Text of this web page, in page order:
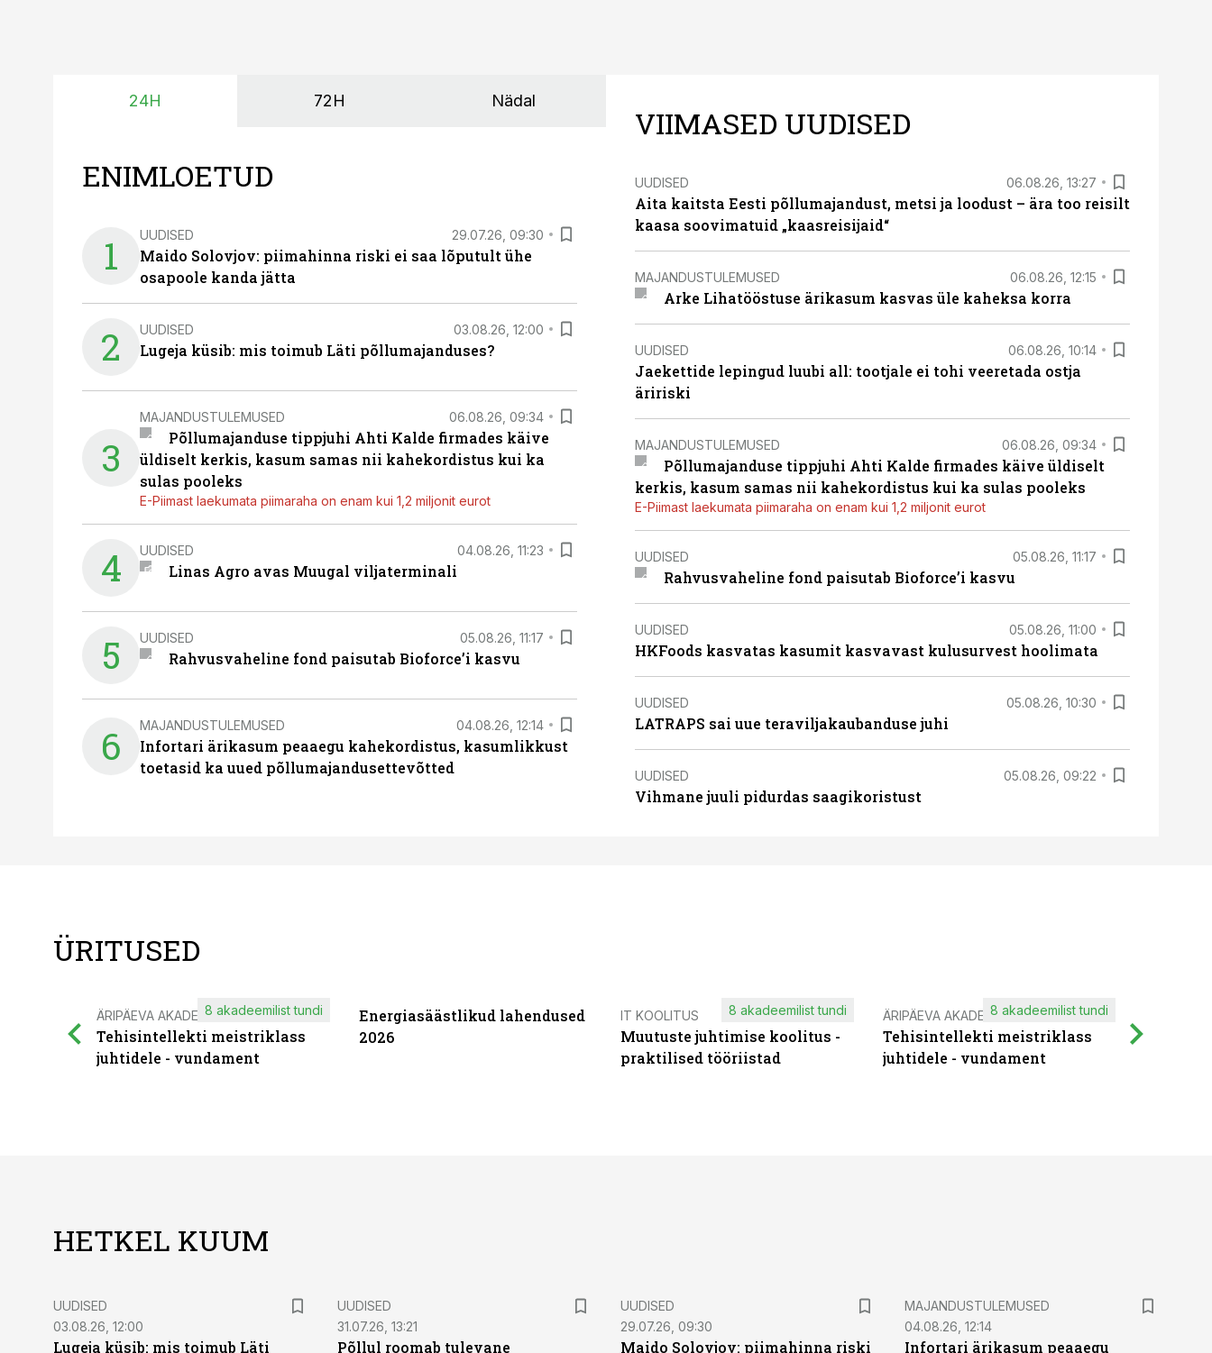
24H 72H Nädal
ENIMLOETUD
1 UUDISED 29.07.26, 09:30
Maido Solovjov: piimahinna riski ei saa lõputult ühe
osapoole kanda jätta
2 UUDISED 03.08.26, 12:00
Lugeja küsib: mis toimub Läti põllumajanduses?
3
MAJANDUSTULEMUSED 06.08.26, 09:34
Põllumajanduse tippjuhi Ahti Kalde firmades käive
üldiselt kerkis, kasum samas nii kahekordistus kui ka
sulas pooleks
E-Piimast laekumata piimaraha on enam kui 1,2 miljonit eurot
4 UUDISED 04.08.26, 11:23
Linas Agro avas Muugal viljaterminali
5 UUDISED 05.08.26, 11:17
Rahvusvaheline fond paisutab Bioforce’i kasvu
6 MAJANDUSTULEMUSED 04.08.26, 12:14
Infortari ärikasum peaaegu kahekordistus, kasumlikkust
toetasid ka uued põllumajandusettevõtted
VIIMASED UUDISED
UUDISED 06.08.26, 13:27
Aita kaitsta Eesti põllumajandust, metsi ja loodust – ära too reisilt
kaasa soovimatuid „kaasreisijaid“
MAJANDUSTULEMUSED 06.08.26, 12:15
Arke Lihatööstuse ärikasum kasvas üle kaheksa korra
UUDISED 06.08.26, 10:14
Jaekettide lepingud luubi all: tootjale ei tohi veeretada ostja
äririski
MAJANDUSTULEMUSED 06.08.26, 09:34
Põllumajanduse tippjuhi Ahti Kalde firmades käive üldiselt
kerkis, kasum samas nii kahekordistus kui ka sulas pooleks
E-Piimast laekumata piimaraha on enam kui 1,2 miljonit eurot
UUDISED 05.08.26, 11:17
Rahvusvaheline fond paisutab Bioforce’i kasvu
UUDISED 05.08.26, 11:00
HKFoods kasvatas kasumit kasvavast kulusurvest hoolimata
UUDISED 05.08.26, 10:30
LATRAPS sai uue teraviljakaubanduse juhi
UUDISED 05.08.26, 09:22
Vihmane juuli pidurdas saagikoristust
ÜRITUSED
ÄRIPÄEVA AKADEEMIA
Tehisintellekti meistriklass
juhtidele - vundament
8 akadeemilist tundi
Energiasäästlikud lahendused
2026
IT KOOLITUS
Muutuste juhtimise koolitus -
praktilised tööriistad
8 akadeemilist tundi ÄRIPÄEVA AKADEEMIA
Tehisintellekti meistriklass
juhtidele - vundament
8 akadeemilist tundi
HETKEL KUUM
UUDISED
03.08.26, 12:00
Lugeja küsib: mis toimub Läti
UUDISED
31.07.26, 13:21
Põllul roomab tulevane
UUDISED
29.07.26, 09:30
Maido Solovjov: piimahinna riski
MAJANDUSTULEMUSED
04.08.26, 12:14
Infortari ärikasum peaaegu